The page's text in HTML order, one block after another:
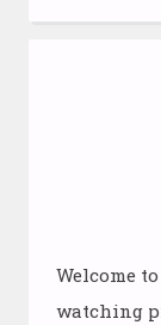
Welcome
watching